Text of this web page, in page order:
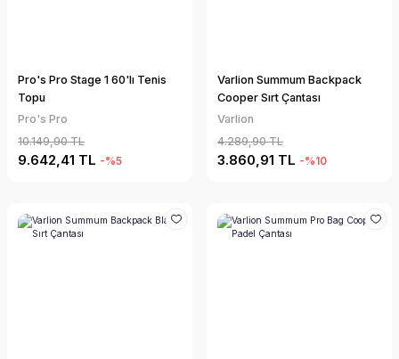
Pro's Pro Stage 1 60'lı Tenis
Topu
Pro's Pro
10.149,90 TL
9.642,41 TL -%5
Varlion Summum Backpack
Cooper Sırt Çantası
Varlion
4.289,90 TL
3.860,91 TL -%10